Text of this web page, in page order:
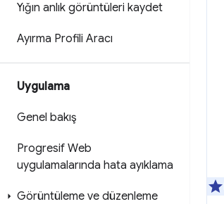
Yığın anlık görüntüleri kaydet
Ayırma Profili Aracı
Uygulama
Genel bakış
Progresif Web
uygulamalarında hata ayıklama
Görüntüleme ve düzenleme